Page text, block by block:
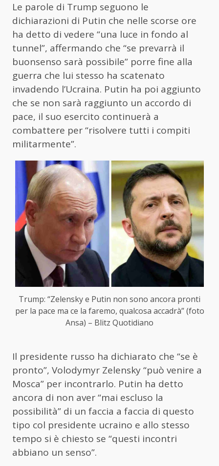
Le parole di Trump seguono le
dichiarazioni di Putin che nelle scorse ore
ha detto di vedere “una luce in fondo al
tunnel”, affermando che “se prevarrà il
buonsenso sarà possibile” porre fine alla
guerra che lui stesso ha scatenato
invadendo l’Ucraina. Putin ha poi aggiunto
che se non sarà raggiunto un accordo di
pace, il suo esercito continuerà a
combattere per “risolvere tutti i compiti
militarmente”.
Trump: “Zelensky e Putin non sono ancora pronti
per la pace ma ce la faremo, qualcosa accadrà” (foto
Ansa) – Blitz Quotidiano
Il presidente russo ha dichiarato che “se è
pronto”, Volodymyr Zelensky “può venire a
Mosca” per incontrarlo. Putin ha detto
ancora di non aver “mai escluso la
possibilità” di un faccia a faccia di questo
tipo col presidente ucraino e allo stesso
tempo si è chiesto se “questi incontri
abbiano un senso”.